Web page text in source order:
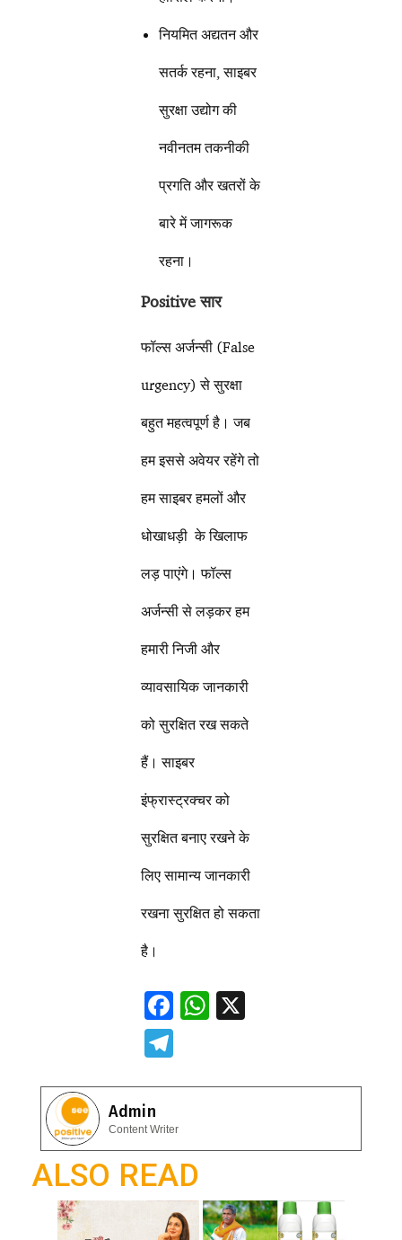
नियमित अद्यतन और
सतर्क रहना, साइबर
सुरक्षा उद्योग की
नवीनतम तकनीकी
प्रगति और खतरों के
बारे में जागरूक
रहना।
Positive सार
फॉल्स अर्जन्सी (False
urgency) से सुरक्षा
बहुत महत्वपूर्ण है। जब
हम इससे अवेयर रहेंगे तो
हम साइबर हमलों और
धोखाधड़ी के खिलाफ
लड़ पाएंगे। फॉल्स
अर्जन्सी से लड़कर हम
हमारी निजी और
व्यावसायिक जानकारी
को सुरक्षित रख सकते
हैं। साइबर
इंफ्रास्ट्रक्चर को
सुरक्षित बनाए रखने के
लिए सामान्य जानकारी
रखना सुरक्षित हो सकता
है।
F
b
o
o
k
W
s
p
gr
a
m
Admin
Content Writer
ALSO READ